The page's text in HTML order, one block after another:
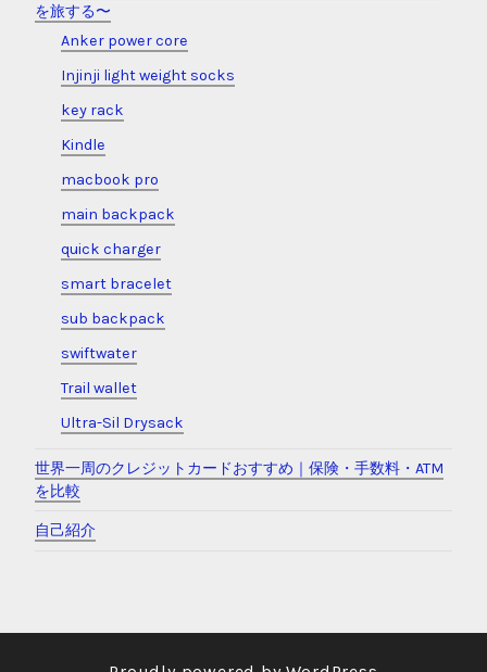
を旅する〜
Anker power core
Injinji light weight socks
key rack
Kindle
macbook pro
main backpack
quick charger
smart bracelet
sub backpack
swiftwater
Trail wallet
Ultra-Sil Drysack
世界一周のクレジットカードおすすめ｜保険・手数料・ATM
を比較
自己紹介